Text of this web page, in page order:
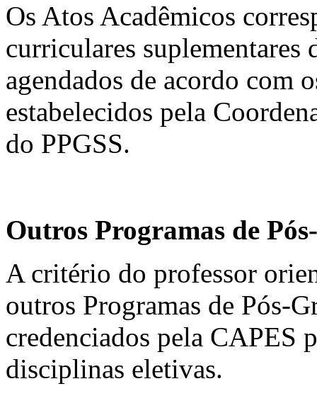
Os Atos Acadêmicos
curriculares suplementares
agendados de acordo com
estabelecidos pela
do PPGSS.
Outros Programas de
A critério do professor
outros Programas de Pós-
credenciados pela CAPES
disciplinas eletivas.